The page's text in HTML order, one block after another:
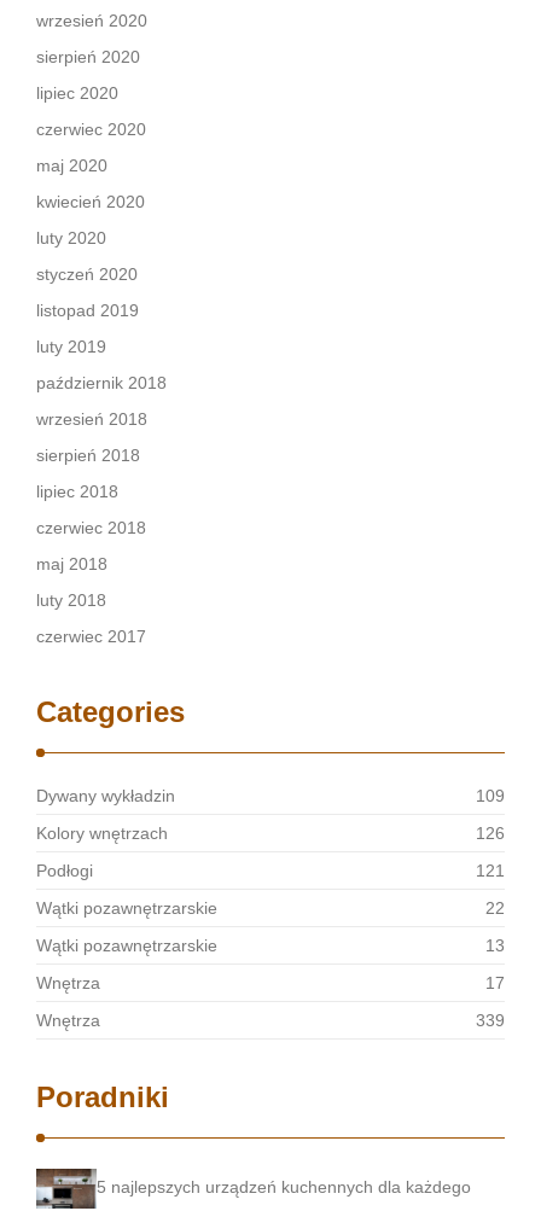
wrzesień 2020
sierpień 2020
lipiec 2020
czerwiec 2020
maj 2020
kwiecień 2020
luty 2020
styczeń 2020
listopad 2019
luty 2019
październik 2018
wrzesień 2018
sierpień 2018
lipiec 2018
czerwiec 2018
maj 2018
luty 2018
czerwiec 2017
Categories
Dywany wykładzin
109
Kolory wnętrzach
126
Podłogi
121
Wątki pozawnętrzarskie
22
Wątki pozawnętrzarskie
13
Wnętrza
17
Wnętrza
339
Poradniki
5 najlepszych urządzeń kuchennych dla każdego